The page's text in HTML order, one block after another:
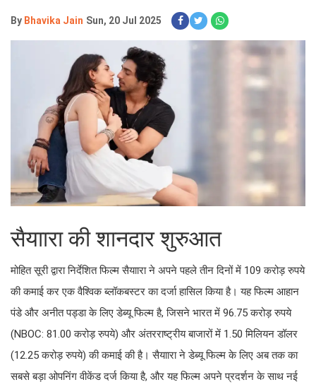
By Bhavika Jain Sun, 20 Jul 2025
सैयाारा की शानदार शुरुआत
मोहित सूरी द्वारा निर्देशित फिल्म सैयाारा ने अपने पहले तीन दिनों में 109 करोड़ रुपये
की कमाई कर एक वैश्विक ब्लॉकबस्टर का दर्जा हासिल किया है। यह फिल्म आहान
पंडे और अनीत पड्डा के लिए डेब्यू फिल्म है, जिसने भारत में 96.75 करोड़ रुपये
(NBOC: 81.00 करोड़ रुपये) और अंतरराष्ट्रीय बाजारों में 1.50 मिलियन डॉलर
(12.25 करोड़ रुपये) की कमाई की है। सैयाारा ने डेब्यू फिल्म के लिए अब तक का
सबसे बड़ा ओपनिंग वीकेंड दर्ज किया है, और यह फिल्म अपने प्रदर्शन के साथ नई